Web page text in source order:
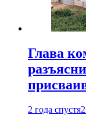
Глава
2 года спустя